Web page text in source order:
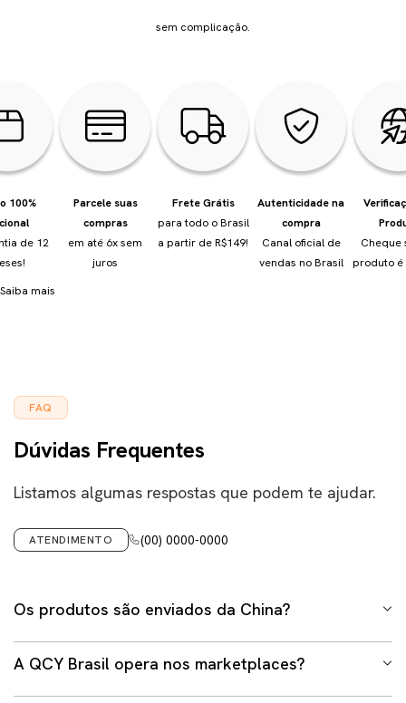
sem complicação.
100%
de 12
Parcele suas
compras
em até 6x sem
juros
Frete Grátis
para todo o Brasil
a partir de R$149!
Autenticidade na
compra
Canal oficial de
vendas no Brasil
Cheque
produto é
Saiba mais
FAQ
Dúvidas Frequentes
Listamos algumas respostas que podem te ajudar.
ATENDIMENTO (00) 0000-0000
Os produtos são enviados da China?
internacional em nosso site ou demais lojas oficiais
A QCY Brasil opera nos marketplaces?